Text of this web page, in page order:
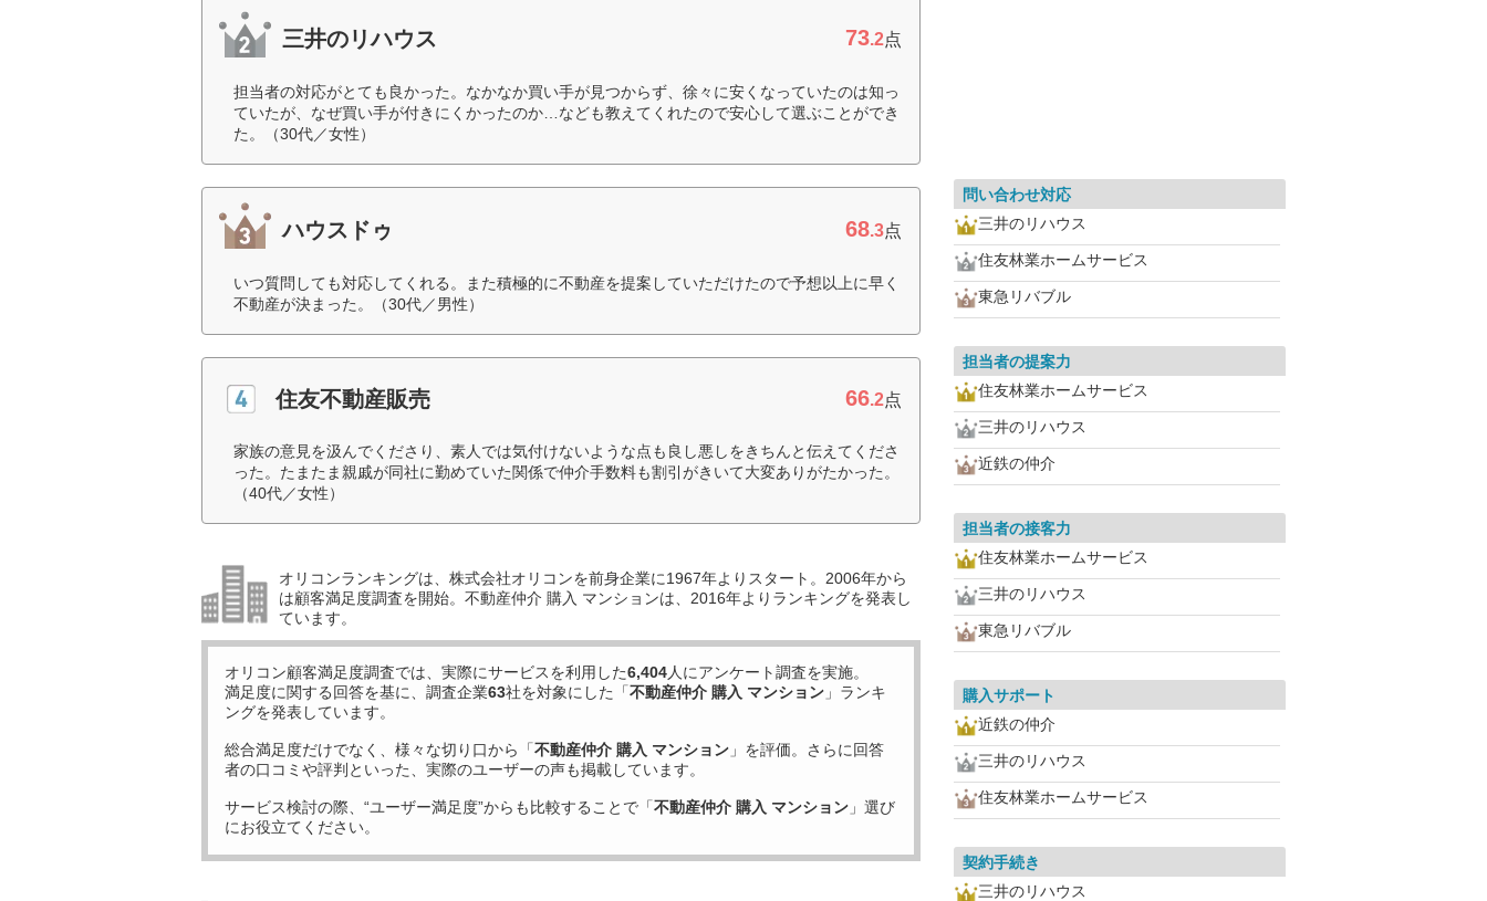
三井のリハウス 73.2点
担当者の対応がとても良かった。なかなか買い手が見つからず、徐々に安くなっていたのは知っ
ていたが、なぜ買い手が付きにくかったのか…なども教えてくれたので安心して選ぶことができ
た。（30代／女性）
ハウスドゥ 68.3点
いつ質問しても対応してくれる。また積極的に不動産を提案していただけたので予想以上に早く
不動産が決まった。（30代／男性）
住友不動産販売 66.2点
家族の意見を汲んでくださり、素人では気付けないような点も良し悪しをきちんと伝えてくださ
った。たまたま親戚が同社に勤めていた関係で仲介手数料も割引がきいて大変ありがたかった。
（40代／女性）
オリコンランキングは、株式会社オリコンを前身企業に1967年よりスタート。2006年から
は顧客満足度調査を開始。不動産仲介 購入 マンションは、2016年よりランキングを発表し
ています。
オリコン顧客満足度調査では、実際にサービスを利用した6,404人にアンケート調査を実施。
満足度に関する回答を基に、調査企業63社を対象にした「不動産仲介 購入 マンション 」ランキ
ングを発表しています。
総合満足度だけでなく、様々な切り口から「不動産仲介 購入 マンション 」を評価。さらに回答
者の口コミや評判といった、実際のユーザーの声も掲載しています。
サービス検討の際、“ユーザー満足度”からも比較することで「不動産仲介 購入 マンション 」選び
にお役立てください。
問い合わせ対応
三井のリハウス
住友林業ホームサービス
東急リバブル
担当者の提案力
住友林業ホームサービス
三井のリハウス
近鉄の仲介
担当者の接客力
住友林業ホームサービス
三井のリハウス
東急リバブル
購入サポート
近鉄の仲介
三井のリハウス
住友林業ホームサービス
契約手続き
三井のリハウス